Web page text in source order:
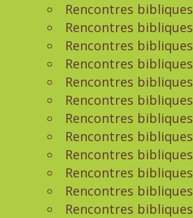
Rencontres bibliques
Rencontres bibliques
Rencontres bibliques
Rencontres bibliques
Rencontres bibliques
Rencontres bibliques
Rencontres bibliques
Rencontres bibliques
Rencontres bibliques
Rencontres bibliques
Rencontres bibliques
Rencontres bibliques